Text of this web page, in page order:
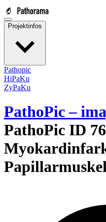
Projektinfos
Pathopic
HiPaKu
ZyPaKu
PathoPic –
PathoPic ID